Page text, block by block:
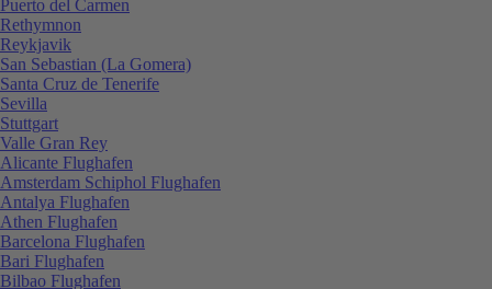
Puerto del Carmen
Rethymnon
Reykjavik
San Sebastian (La Gomera)
Santa Cruz de Tenerife
Sevilla
Stuttgart
Valle Gran Rey
Alicante Flughafen
Amsterdam Schiphol Flughafen
Antalya Flughafen
Athen Flughafen
Barcelona Flughafen
Bari Flughafen
Bilbao Flughafen